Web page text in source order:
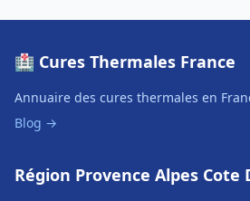
🏥 Cures Thermales France
Annuaire des cures thermales en
Blog →
Région Provence Alpes Cote